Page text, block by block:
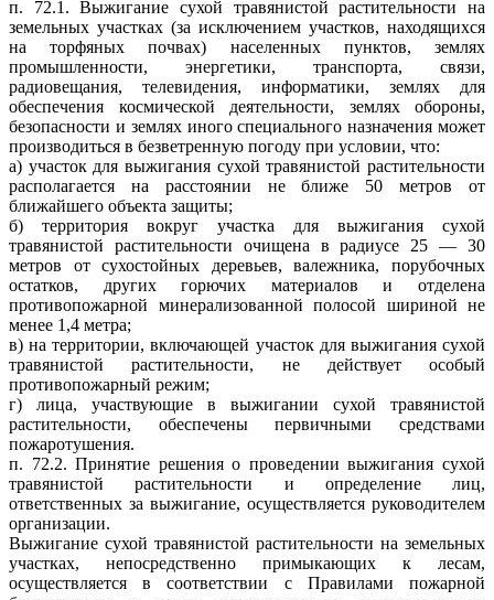
п. 72.1. Выжигание сухой травянистой растительности на
земельных участках (за исключением участков, находящихся
на торфяных почвах) населенных пунктов, землях
промышленности, энергетики, транспорта, связи,
радиовещания, телевидения, информатики, землях для
обеспечения космической деятельности, землях обороны,
безопасности и землях иного специального назначения может
производиться в безветренную погоду при условии, что:
а) участок для выжигания сухой травянистой растительности
располагается на расстоянии не ближе 50 метров от
ближайшего объекта защиты;
б) территория вокруг участка для выжигания сухой
травянистой растительности очищена в радиусе 25 — 30
метров от сухостойных деревьев, валежника, порубочных
остатков, других горючих материалов и отделена
противопожарной минерализованной полосой шириной не
менее 1,4 метра;
в) на территории, включающей участок для выжигания сухой
травянистой растительности, не действует особый
противопожарный режим;
г) лица, участвующие в выжигании сухой травянистой
растительности, обеспечены первичными средствами
пожаротушения.
п. 72.2. Принятие решения о проведении выжигания сухой
травянистой растительности и определение лиц,
ответственных за выжигание, осуществляется руководителем
организации.
Выжигание сухой травянистой растительности на земельных
участках, непосредственно примыкающих к лесам,
осуществляется в соответствии с Правилами пожарной